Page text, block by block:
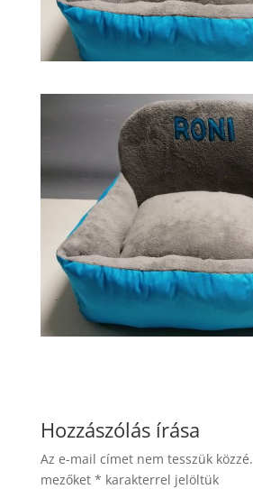
Hozzászólás írása
Az e-mail címet nem tesszük közzé.
mezőket * karakterrel jelöltük